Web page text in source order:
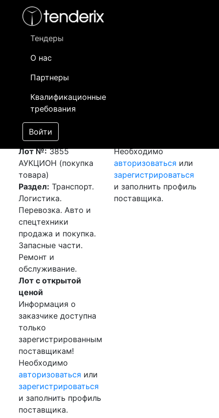
Тендеры
О нас
Партнеры
Квалификационные
требования
Войти
- активный лот
- сохраненный лот (не опубликован)
Закупка: Перевозка
г.Кентау (РК) -
г.Астана (РК)
[Завершен]
Победитель выбран
Лот №:3855
АУКЦИОН (покупка
товара)
Раздел: Транспорт.
Логистика.
Перевозка. Авто и
спецтехники
продажа и покупка.
Запасные части.
Ремонт и
обслуживание.
Лот с открытой
ценой
Информация о
заказчике доступна
только
зарегистрированным
поставщикам!
Необходимо
авторизоваться или
зарегистрироваться
и заполнить профиль
поставщика.
Необходимо
авторизоваться или
зарегистрироваться
и заполнить профиль
поставщика.